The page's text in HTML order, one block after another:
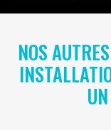
NOS